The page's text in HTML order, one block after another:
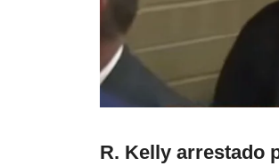
R. Kelly arrestado